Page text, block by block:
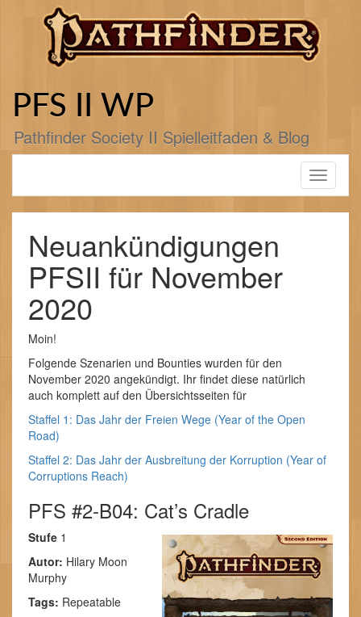
PFS II WP
Pathfinder Society II Spielleitfaden & Blog
Toggle
Neuankündigungen
PFSII für November
2020
Moin!
Folgende Szenarien und Bounties wurden für den
November 2020 angekündigt. Ihr findet diese natürlich
auch komplett auf den Übersichtsseiten für
Staffel 1: Das Jahr der Freien Wege (Year of the Open
Road)
Staffel 2: Das Jahr der Ausbreitung der Korruption (Year of
Corruptions Reach)
PFS #2-B04: Cat’s Cradle
Stufe 1
Autor: Hilary Moon
Murphy
Tags: Repeatable